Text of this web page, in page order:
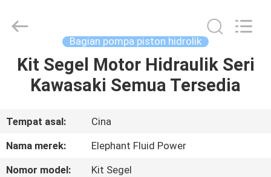
RUMAH
TENTANG
KAMI
Power
Co.,Ltd.
Reserved.
Bagian pompa piston hidrolik
Kit Segel Motor Hidraulik Seri
Kawasaki Semua Tersedia
Tempat asal:
Cina
Nama merek:
Elephant Fluid Power
Nomor model:
Kit Segel